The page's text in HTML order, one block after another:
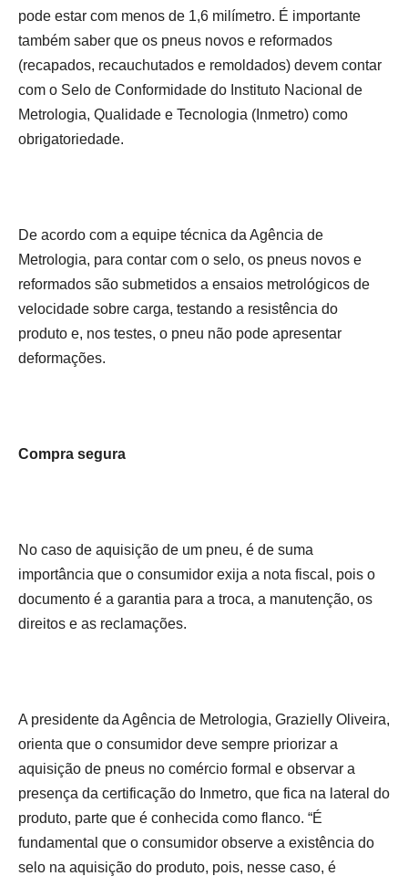
pode estar com menos de 1,6 milímetro. É importante
também saber que os pneus novos e reformados
(recapados, recauchutados e remoldados) devem contar
com o Selo de Conformidade do Instituto Nacional de
Metrologia, Qualidade e Tecnologia (Inmetro) como
obrigatoriedade.
De acordo com a equipe técnica da Agência de
Metrologia, para contar com o selo, os pneus novos e
reformados são submetidos a ensaios metrológicos de
velocidade sobre carga, testando a resistência do
produto e, nos testes, o pneu não pode apresentar
deformações.
Compra segura
No caso de aquisição de um pneu, é de suma
importância que o consumidor exija a nota fiscal, pois o
documento é a garantia para a troca, a manutenção, os
direitos e as reclamações.
A presidente da Agência de Metrologia, Grazielly Oliveira,
orienta que o consumidor deve sempre priorizar a
aquisição de pneus no comércio formal e observar a
presença da certificação do Inmetro, que fica na lateral do
produto, parte que é conhecida como flanco. “É
fundamental que o consumidor observe a existência do
selo na aquisição do produto, pois, nesse caso, é